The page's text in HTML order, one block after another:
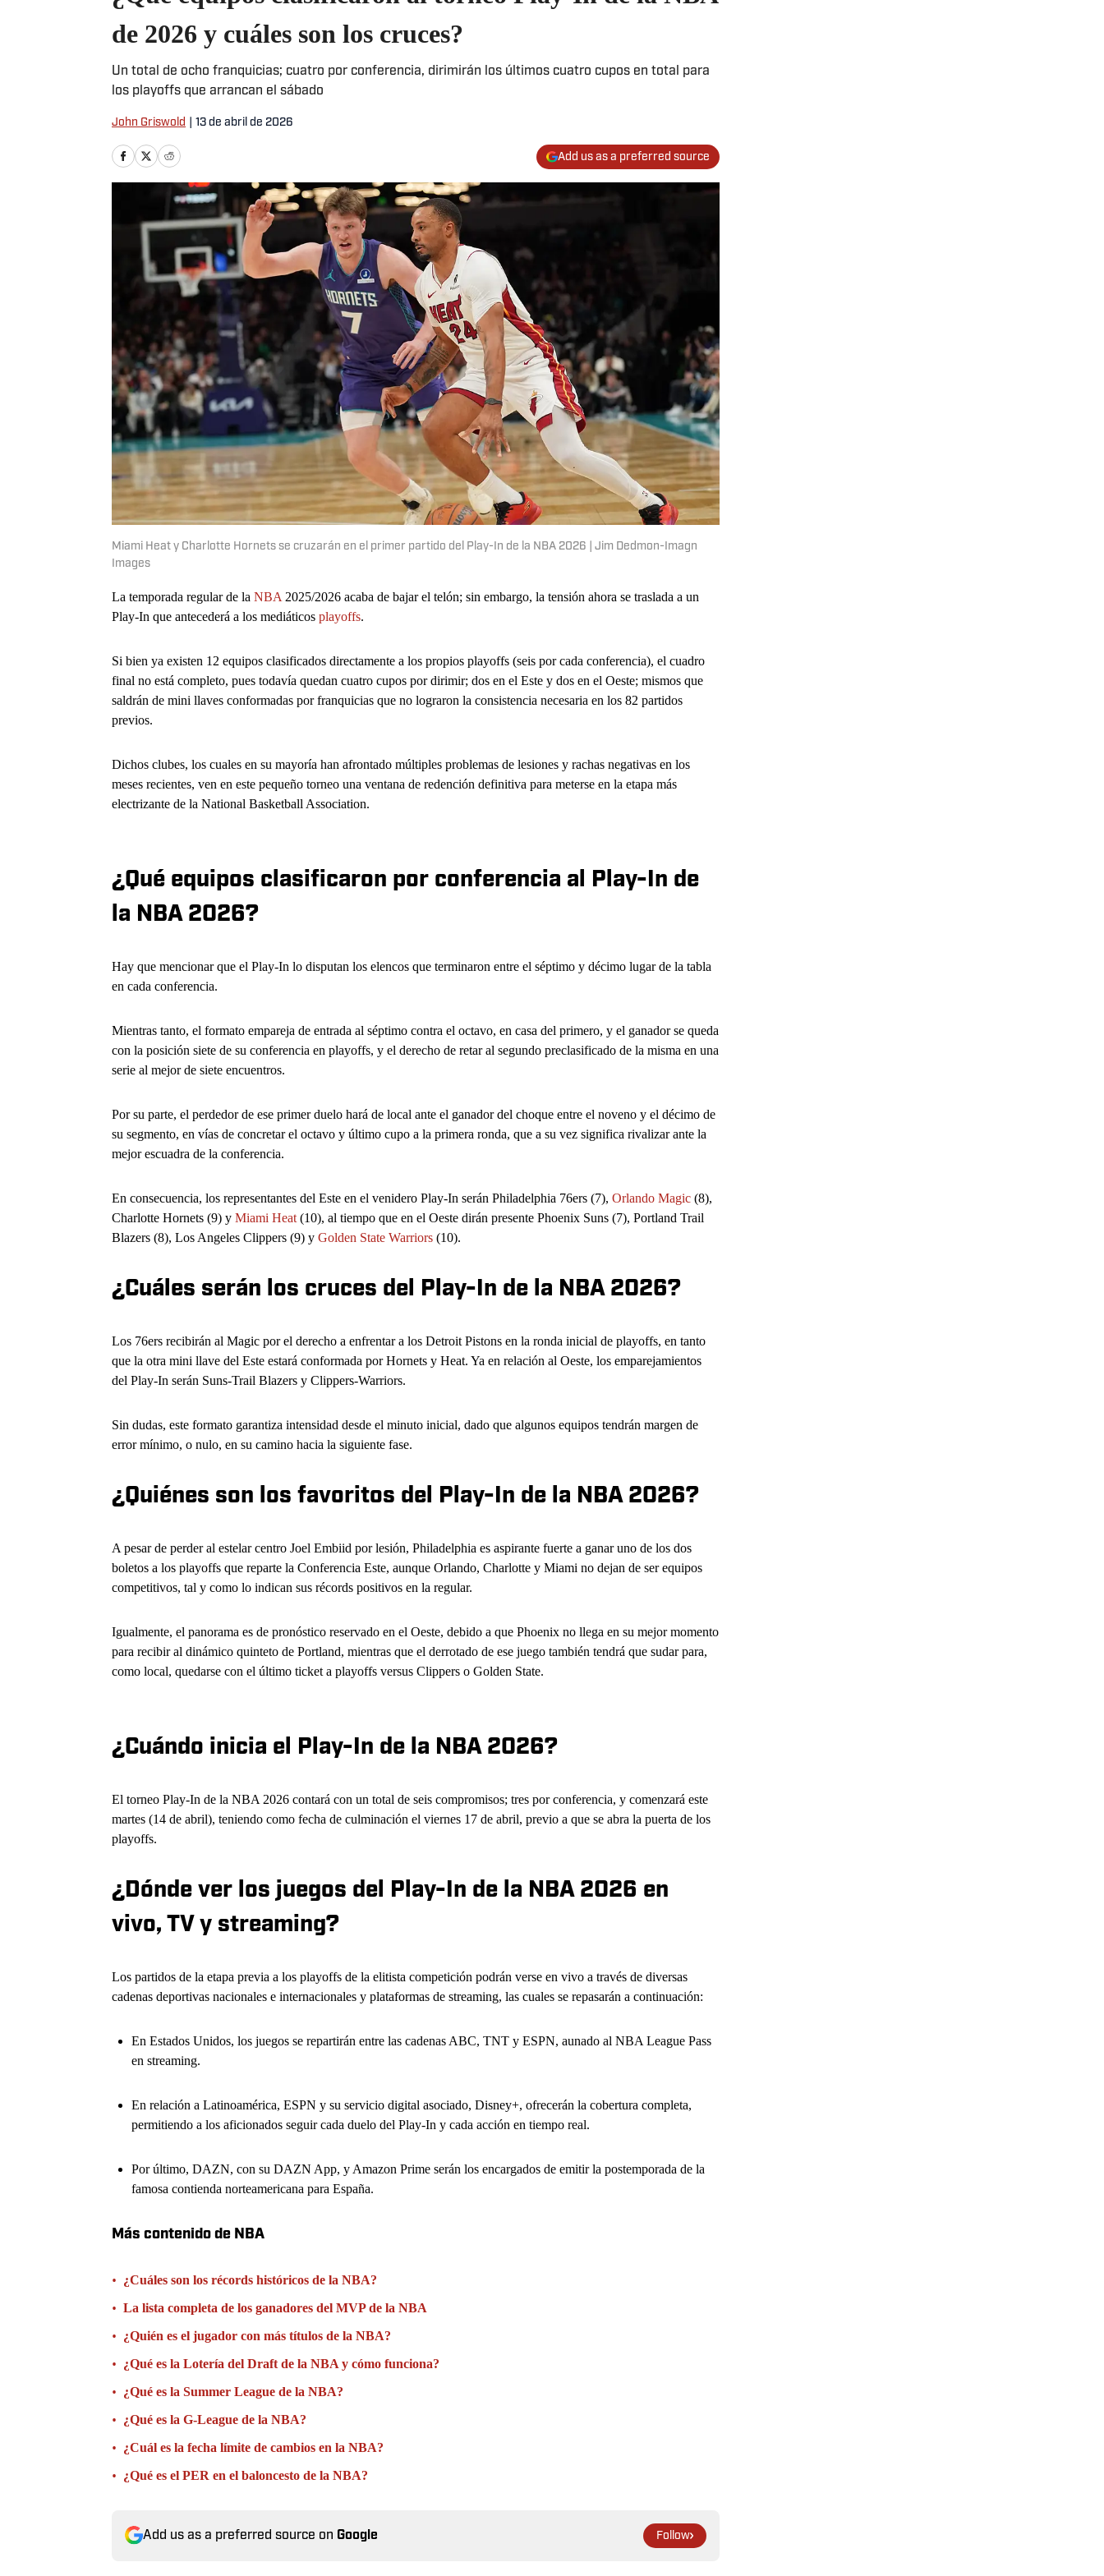
de 2026 y cuáles son los cruces?
Un total de ocho franquicias; cuatro por conferencia, dirimirán los últimos cuatro cupos en total para
los playoffs que arrancan el sábado
John Griswold 13 de abril de 2026
Add us as a preferred source
Miami Heat y Charlotte Hornets se cruzarán en el primer partido del Play-In de la NBA 2026 | Jim Dedmon-Imagn
Images
La temporada regular de la NBA 2025/2026 acaba de bajar el telón; sin embargo, la tensión ahora se traslada a un
Play-In que antecederá a los mediáticos playoffs.
Si bien ya existen 12 equipos clasificados directamente a los propios playoffs (seis por cada conferencia), el cuadro
final no está completo, pues todavía quedan cuatro cupos por dirimir; dos en el Este y dos en el Oeste; mismos que
saldrán de mini llaves conformadas por franquicias que no lograron la consistencia necesaria en los 82 partidos
previos.
Dichos clubes, los cuales en su mayoría han afrontado múltiples problemas de lesiones y rachas negativas en los
meses recientes, ven en este pequeño torneo una ventana de redención definitiva para meterse en la etapa más
electrizante de la National Basketball Association.
¿Qué equipos clasificaron por conferencia al Play-In de
la NBA 2026?
Hay que mencionar que el Play-In lo disputan los elencos que terminaron entre el séptimo y décimo lugar de la tabla
en cada conferencia.
Mientras tanto, el formato empareja de entrada al séptimo contra el octavo, en casa del primero, y el ganador se queda
con la posición siete de su conferencia en playoffs, y el derecho de retar al segundo preclasificado de la misma en una
serie al mejor de siete encuentros.
Por su parte, el perdedor de ese primer duelo hará de local ante el ganador del choque entre el noveno y el décimo de
su segmento, en vías de concretar el octavo y último cupo a la primera ronda, que a su vez significa rivalizar ante la
mejor escuadra de la conferencia.
En consecuencia, los representantes del Este en el venidero Play-In serán Philadelphia 76ers (7), Orlando Magic (8),
Charlotte Hornets (9) y Miami Heat (10), al tiempo que en el Oeste dirán presente Phoenix Suns (7), Portland Trail
Blazers (8), Los Angeles Clippers (9) y Golden State Warriors (10).
¿Cuáles serán los cruces del Play-In de la NBA 2026?
Los 76ers recibirán al Magic por el derecho a enfrentar a los Detroit Pistons en la ronda inicial de playoffs, en tanto
que la otra mini llave del Este estará conformada por Hornets y Heat. Ya en relación al Oeste, los emparejamientos
del Play-In serán Suns-Trail Blazers y Clippers-Warriors.
Sin dudas, este formato garantiza intensidad desde el minuto inicial, dado que algunos equipos tendrán margen de
error mínimo, o nulo, en su camino hacia la siguiente fase.
¿Quiénes son los favoritos del Play-In de la NBA 2026?
A pesar de perder al estelar centro Joel Embiid por lesión, Philadelphia es aspirante fuerte a ganar uno de los dos
boletos a los playoffs que reparte la Conferencia Este, aunque Orlando, Charlotte y Miami no dejan de ser equipos
competitivos, tal y como lo indican sus récords positivos en la regular.
Igualmente, el panorama es de pronóstico reservado en el Oeste, debido a que Phoenix no llega en su mejor momento
para recibir al dinámico quinteto de Portland, mientras que el derrotado de ese juego también tendrá que sudar para,
como local, quedarse con el último ticket a playoffs versus Clippers o Golden State.
¿Cuándo inicia el Play-In de la NBA 2026?
El torneo Play-In de la NBA 2026 contará con un total de seis compromisos; tres por conferencia, y comenzará este
martes (14 de abril), teniendo como fecha de culminación el viernes 17 de abril, previo a que se abra la puerta de los
playoffs.
¿Dónde ver los juegos del Play-In de la NBA 2026 en
vivo, TV y streaming?
Los partidos de la etapa previa a los playoffs de la elitista competición podrán verse en vivo a través de diversas
cadenas deportivas nacionales e internacionales y plataformas de streaming, las cuales se repasarán a continuación:
En Estados Unidos, los juegos se repartirán entre las cadenas ABC, TNT y ESPN, aunado al NBA League Pass
en streaming.
En relación a Latinoamérica, ESPN y su servicio digital asociado, Disney+, ofrecerán la cobertura completa,
permitiendo a los aficionados seguir cada duelo del Play-In y cada acción en tiempo real.
Por último, DAZN, con su DAZN App, y Amazon Prime serán los encargados de emitir la postemporada de la
famosa contienda norteamericana para España.
Más contenido de NBA
• ¿Cuáles son los récords históricos de la NBA?
• La lista completa de los ganadores del MVP de la NBA
• ¿Quién es el jugador con más títulos de la NBA?
• ¿Qué es la Lotería del Draft de la NBA y cómo funciona?
• ¿Qué es la Summer League de la NBA?
• ¿Qué es la G-League de la NBA?
• ¿Cuál es la fecha límite de cambios en la NBA?
• ¿Qué es el PER en el baloncesto de la NBA?
Add us as a preferred source on Google Follow